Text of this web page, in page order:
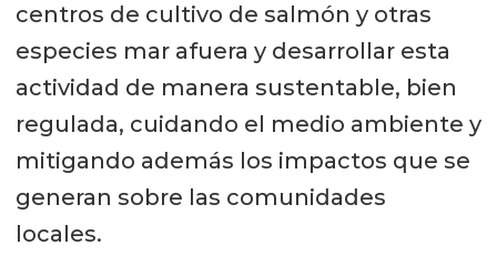
centros de cultivo de salmón y otras
especies mar afuera y desarrollar esta
actividad de manera sustentable, bien
regulada, cuidando el medio ambiente y
mitigando además los impactos que se
generan sobre las comunidades
locales.